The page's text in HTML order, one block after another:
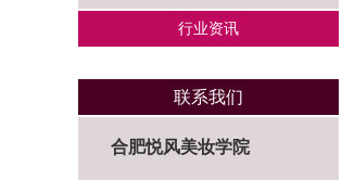
行业资讯
联系我们
合肥悦风美妆学院